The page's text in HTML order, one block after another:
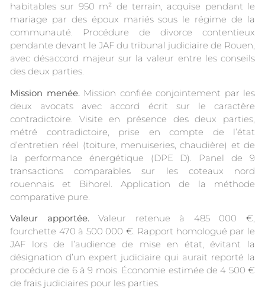
habitables sur 950 m² de terrain, acquise pendant le
mariage par des époux mariés sous le régime de la
communauté. Procédure de divorce contentieux
pendante devant le JAF du tribunal judiciaire de Rouen,
avec désaccord majeur sur la valeur entre les conseils
des deux parties.
Mission menée. Mission confiée conjointement par les
deux avocats avec accord écrit sur le caractère
contradictoire. Visite en présence des deux parties,
métré contradictoire, prise en compte de l’état
d’entretien réel (toiture, menuiseries, chaudière) et de
la performance énergétique (DPE D). Panel de 9
transactions comparables sur les coteaux nord
rouennais et Bihorel. Application de la méthode
comparative pure.
Valeur apportée.Valeur retenue à 485 000 €,
fourchette 470 à 500 000 €. Rapport homologué par le
JAF lors de l’audience de mise en état, évitant la
désignation d’un expert judiciaire qui aurait reporté la
procédure de 6 à 9 mois. Économie estimée de 4 500 €
de frais judiciaires pour les parties.